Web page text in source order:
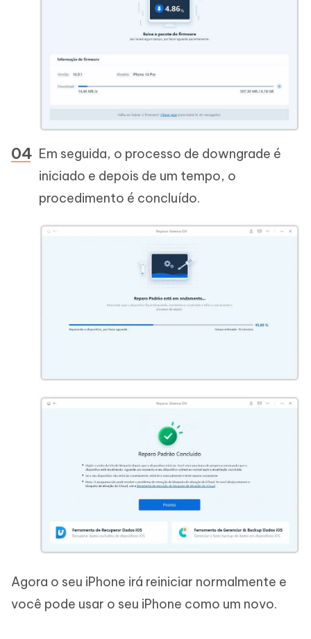
Em seguida, o processo de downgrade é
iniciado e depois de um tempo, o
procedimento é concluído.
Agora o seu iPhone irá reiniciar normalmente e
você pode usar o seu iPhone como um novo.